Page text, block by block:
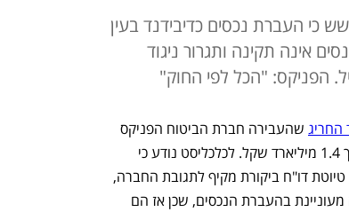
כי העברת נכסים כדיבידנד בעין
אינה תקינה ותגרור ניגוד
הפניקס: "הכל לפי החוק"
החריג